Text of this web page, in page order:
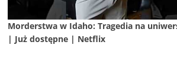
Morderstwa w Idaho: Tragedia na
| Już dostępne | Netflix